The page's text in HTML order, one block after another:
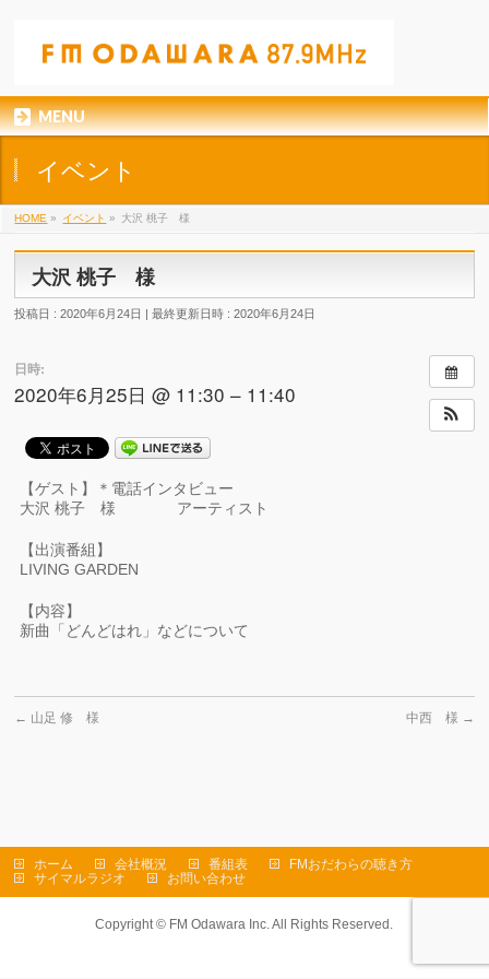
MENU
イベント
HOME » イベント » 大沢 桃子 様
大沢 桃子 様
投稿日 : 2020年6月24日 最終更新日時 : 2020年6月24日
日時:
2020年6月25日 @ 11:30 – 11:40
【ゲスト】＊電話インタビュー
大沢 桃子 様 アーティスト
【出演番組】
LIVING GARDEN
【内容】
新曲「どんどはれ」などについて
← 山足 修 様 中西 様 →
ホーム 会社概況 番組表
FMおだわらの聴き方
サイマルラジオ
お問い合わせ
Copyright © FM Odawara Inc. All Rights Reserved.